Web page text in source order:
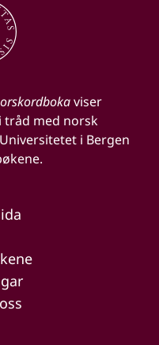
viser
tråd med norsk
i Bergen